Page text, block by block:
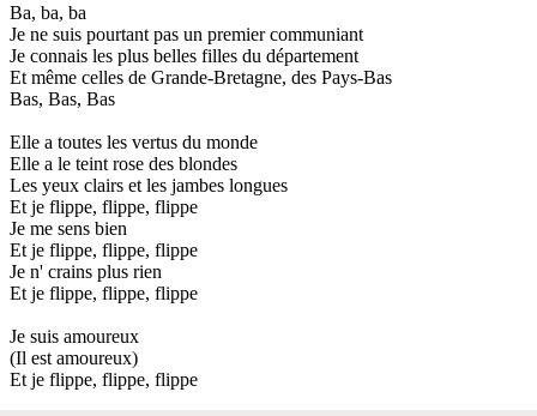
Ba, ba, ba
Je ne suis pourtant pas un premier communiant
Je connais les plus belles filles du département
Et même celles de Grande-Bretagne, des Pays-Bas
Bas, Bas, Bas
Elle a toutes les vertus du monde
Elle a le teint rose des blondes
Les yeux clairs et les jambes longues
Et je flippe, flippe, flippe
Je me sens bien
Et je flippe, flippe, flippe
Je n' crains plus rien
Et je flippe, flippe, flippe
Je suis amoureux
(Il est amoureux)
Et je flippe, flippe, flippe